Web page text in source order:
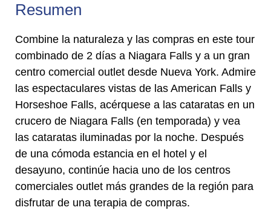
Resumen
Combine la naturaleza y las compras en este tour
combinado de 2 días a Niagara Falls y a un gran
centro comercial outlet desde Nueva York. Admire
las espectaculares vistas de las American Falls y
Horseshoe Falls, acérquese a las cataratas en un
crucero de Niagara Falls (en temporada) y vea
las cataratas iluminadas por la noche. Después
de una cómoda estancia en el hotel y el
desayuno, continúe hacia uno de los centros
comerciales outlet más grandes de la región para
disfrutar de una terapia de compras.